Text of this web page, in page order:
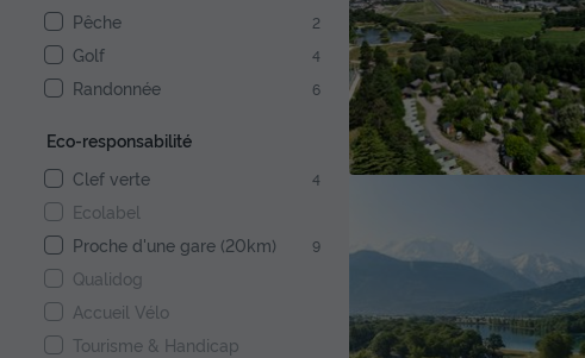
Pêche 2
Golf 4
Randonnée 6
Eco-responsabilité
Clef verte
4
Ecolabel
Proche d'une gare (20km)
9
Qualidog
Accueil Vélo
Tourisme & Handicap